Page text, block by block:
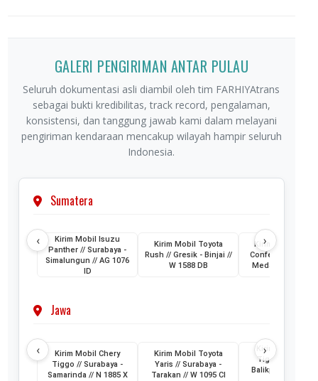
GALERI PENGIRIMAN ANTAR PULAU
Seluruh dokumentasi asli diambil oleh tim FARHIYAtrans
sebagai bukti kredibilitas, track record, pengalaman,
konsistensi, dan tanggung jawab kami dalam melayani
pengiriman kendaraan mencakup wilayah hampir seluruh
Indonesia.
Sumatera
‹
Kirim Mobil Isuzu
Panther // Surabaya -
Simalungun // AG 1076
ID
Kirim Mobil Toyota
Rush // Gresik - Binjai //
W 1588 DB
Kirim Mobil
Confero //
Medan // L 1202
›
Jawa
‹
Kirim Mobil Chery
Tiggo // Surabaya -
Samarinda // N 1885 X
Kirim Mobil Toyota
Yaris // Surabaya -
Tarakan // W 1095 CI
Kirim Mobil
Tiggo // Jakarta
Balikpapan // D
›